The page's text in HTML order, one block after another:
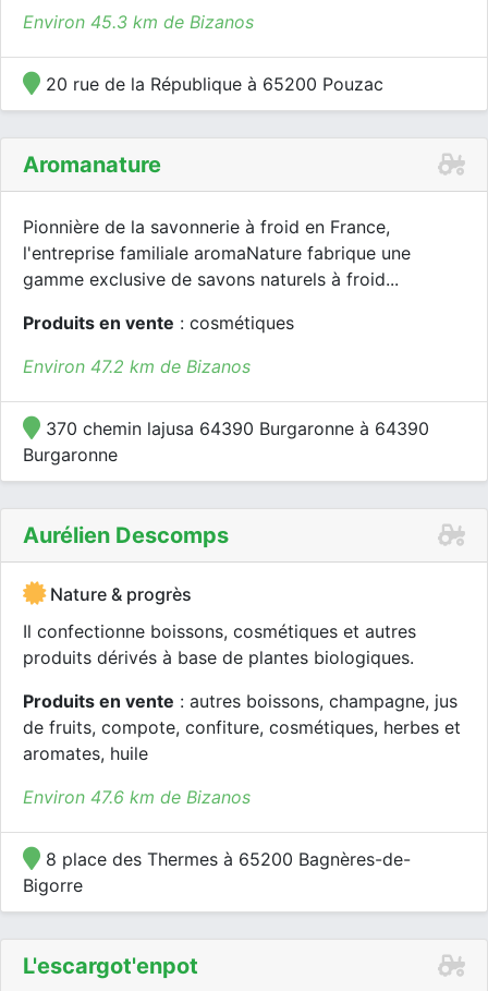
Environ 45.3 km de Bizanos
20 rue de la République à 65200 Pouzac
Aromanature
Pionnière de la savonnerie à froid en France,
l'entreprise familiale aromaNature fabrique une
gamme exclusive de savons naturels à froid...
Produits en vente : cosmétiques
Environ 47.2 km de Bizanos
370 chemin lajusa 64390 Burgaronne à 64390
Burgaronne
Aurélien Descomps
Nature & progrès
Il confectionne boissons, cosmétiques et autres
produits dérivés à base de plantes biologiques.
Produits en vente : autres boissons, champagne, jus
de fruits, compote, confiture, cosmétiques, herbes et
aromates, huile
Environ 47.6 km de Bizanos
8 place des Thermes à 65200 Bagnères-de-
Bigorre
L'escargot'enpot